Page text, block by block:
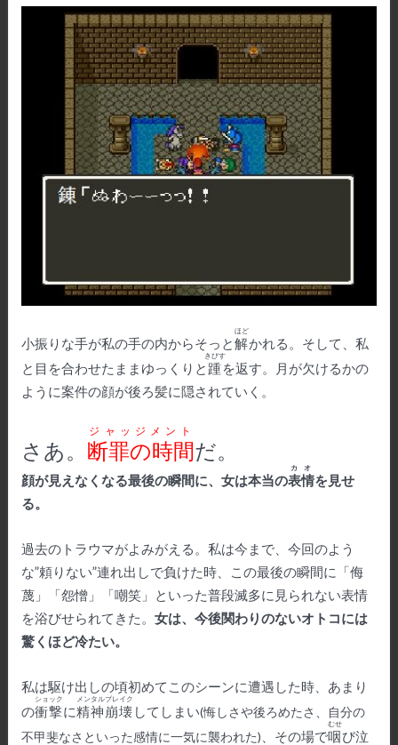
小振りな手が私の手の内からそっと解
ほど
かれる。そして、私
と目を合わせたままゆっくりと 踵
きびす
を返す。月が欠けるかの
ように案件の顔が後ろ髪に隠されていく。
さあ。 断罪の時間
ジャッジメント
だ。
顔が見えなくなる最後の瞬間に、女は本当の表情
カオ
を見せ
る。
過去のトラウマがよみがえる。私は今まで、今回のよう
な”頼りない”連れ出しで負けた時、この最後の瞬間に「侮
蔑」「怨憎」「嘲笑」といった普段滅多に見られない表情
を浴びせられてきた。 女は、今後関わりのないオトコには
驚くほど冷たい。
私は駆け出しの頃初めてこのシーンに遭遇した時、あまり
の衝撃
ショック
に精神崩壊
メンタルブレイク
してしまい(悔しさや後ろめたさ、自分の
不甲斐なさといった感情に一気に襲われた) 、その場で咽
むせ
び泣